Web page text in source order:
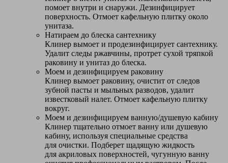
помоет внутри и снаружи. Дезинфицирует
поверхность. Отмоет кафельную плитку около
унитаза.
Натираем до блеска сантехнику
Клинер вымоет и продезинфицирует сантехнику.
Удалит следы ржавчины, протрет сухой тряпкой
раковину и унитаз до блеска.
Моем и дезинфицируем раковину
Клинер вымоет раковину, очистит от следов
зубной пасты и мыльных разводов, удалит
известковый налет. Отмоет кафельную плитку
вокруг.
Моем и дезинфицируем ванную/душевую кабину
Клинер тщательно отмоет ванну или душевую
кабину, используя специальные средства
для очистки. Подберет щадящую жидкость
для акриловых поверхностей, чугунную ванну